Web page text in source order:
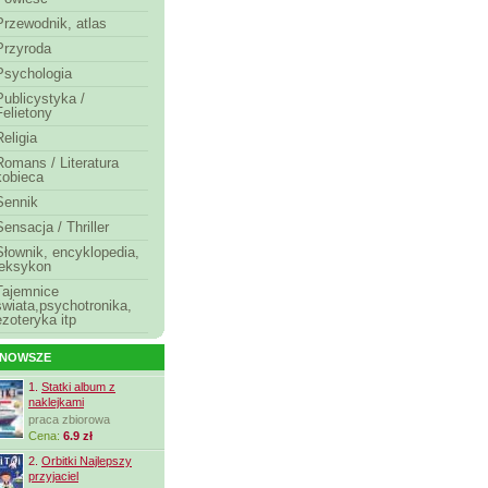
atlas
/
/ Literatura
/ Thriller
encyklopedia,
itp
1. Statki album z
naklejkami
praca zbiorowa
Cena: 6.9 zł
2. Orbitki Najlepszy
przyjaciel